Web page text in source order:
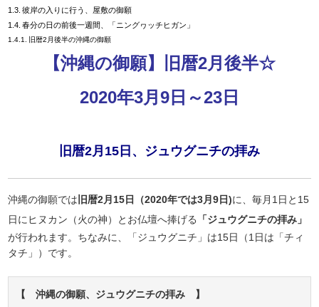
彼岸の入りに行う、屋敷の御願
春分の日の前後一週間、「ニングヮッチヒガン」
旧暦2月後半の沖縄の御願
【沖縄の御願】旧暦2月後半☆
2020年3月9日～23日
旧暦2月15日、ジュウグニチの拝み
沖縄の御願では 旧暦2月15日（2020年では3月9日)に、毎月1日と15
日にヒヌカン（火の神）とお仏壇へ捧げる
「ジュウグニチの拝み」
が行われます。ちなみに、「ジュウグニチ」は15日（1日は「チィ
タチ」）です。
【 沖縄の御願、ジュウグニチの拝み 】